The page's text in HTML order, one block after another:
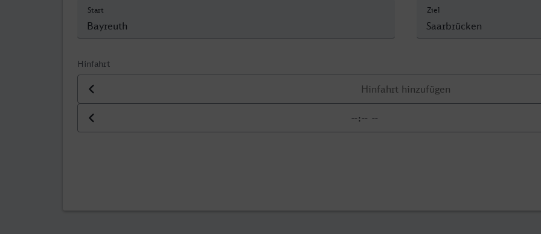
Start Ziel
Hinfahrt
Datum der Hinfahrt
Uhrzeit der Hinfahrt